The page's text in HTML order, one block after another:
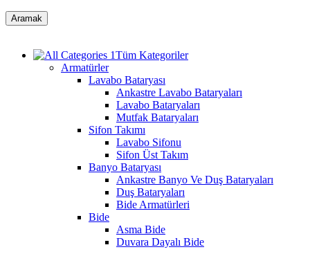
Aramak
Tüm Kategoriler
Armatürler
Lavabo Bataryası
Ankastre Lavabo Bataryaları
Lavabo Bataryaları
Mutfak Bataryaları
Sifon Takımı
Lavabo Sifonu
Sifon Üst Takım
Banyo Bataryası
Ankastre Banyo Ve Duş Bataryaları
Duş Bataryaları
Bide Armatürleri
Bide
Asma Bide
Duvara Dayalı Bide